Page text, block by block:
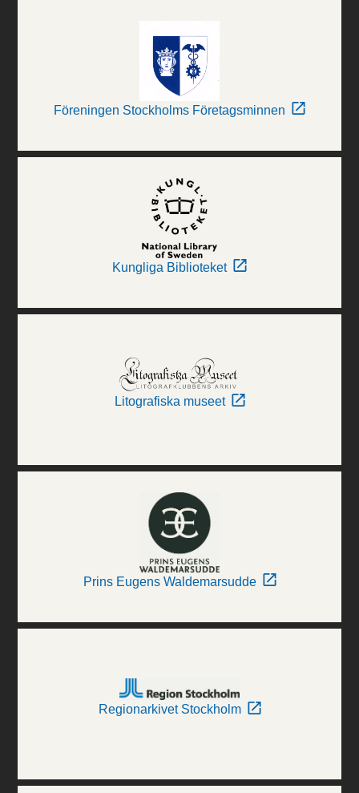
Föreningen Stockholms Företagsminnen
Kungliga Biblioteket
Litografiska museet
Prins Eugens Waldemarsudde
Regionarkivet Stockholm